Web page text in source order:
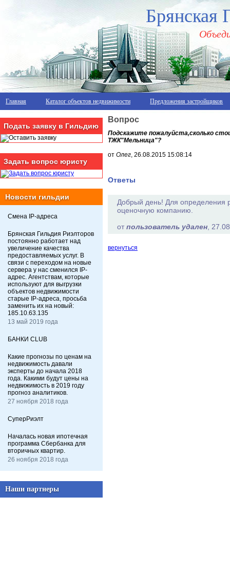
Брянская
Главная Каталог объектов недвижимости Предложения застройщиков
Подать заявку в Гильдию
Задать вопрос юристу
Новости гильдии
Смена IP-адреса
Брянская Гильдия Риэлторов
постоянно работает над
увеличение качества
предоставляемых услуг. В
связи с переходом на новые
сервера у нас сменился IP-
адрес. Агентствам, которые
используют для выгрузки
объектов недвижимости
старые IP-адреса, просьба
заменить их на новый:
185.10.63.135
13 май 2019 года
БАНКИ CLUB
Какие прогнозы по ценам на
недвижимость давали
эксперты до начала 2018
года. Какими будут цены на
недвижимость в 2019 году
прогноз аналитиков.
27 ноября 2018 года
СуперРиэлт
Началась новая ипотечная
программа Сбербанка для
вторичных квартир.
26 ноября 2018 года
Наши партнеры
Вопрос
Подскажите пожалуйста,сколько
ТЖК"Мельница"?
от Олег, 26.08.2015 15:08:14
Ответы
Добрый день! Для определения
оценочную компанию.
от пользователь удален ,
вернуться